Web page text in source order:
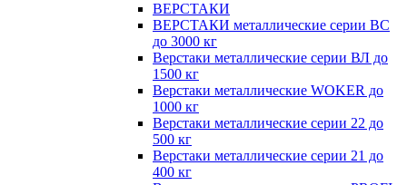
ВЕРСТАКИ
ВЕРСТАКИ металлические серии ВС
до 3000 кг
Верстаки металлические серии ВЛ до
1500 кг
Верстаки металлические WOKER до
1000 кг
Верстаки металлические серии 22 до
500 кг
Верстаки металлические серии 21 до
400 кг